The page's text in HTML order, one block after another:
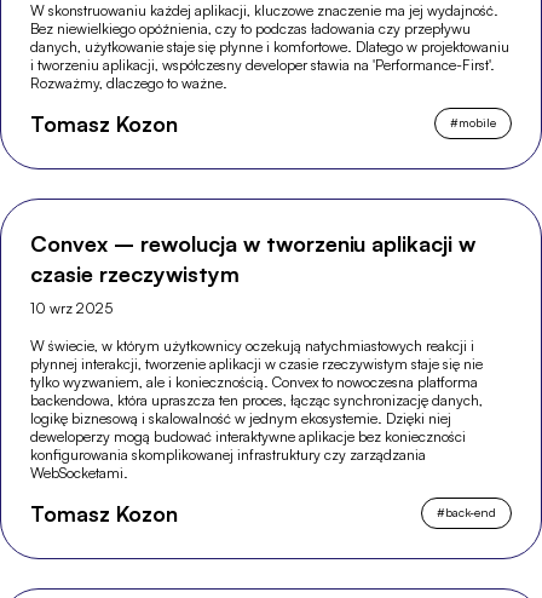
W skonstruowaniu każdej aplikacji, kluczowe znaczenie ma jej wydajność.
Bez niewielkiego opóźnienia, czy to podczas ładowania czy przepływu
danych, użytkowanie staje się płynne i komfortowe. Dlatego w projektowaniu
i tworzeniu aplikacji, współczesny developer stawia na 'Performance-First'.
Rozważmy, dlaczego to ważne.
Tomasz Kozon #mobile
Convex – rewolucja w tworzeniu aplikacji w
czasie rzeczywistym
10 wrz 2025
W świecie, w którym użytkownicy oczekują natychmiastowych reakcji i
płynnej interakcji, tworzenie aplikacji w czasie rzeczywistym staje się nie
tylko wyzwaniem, ale i koniecznością. Convex to nowoczesna platforma
backendowa, która upraszcza ten proces, łącząc synchronizację danych,
logikę biznesową i skalowalność w jednym ekosystemie. Dzięki niej
deweloperzy mogą budować interaktywne aplikacje bez konieczności
konfigurowania skomplikowanej infrastruktury czy zarządzania
WebSocketami.
Tomasz Kozon #back-end